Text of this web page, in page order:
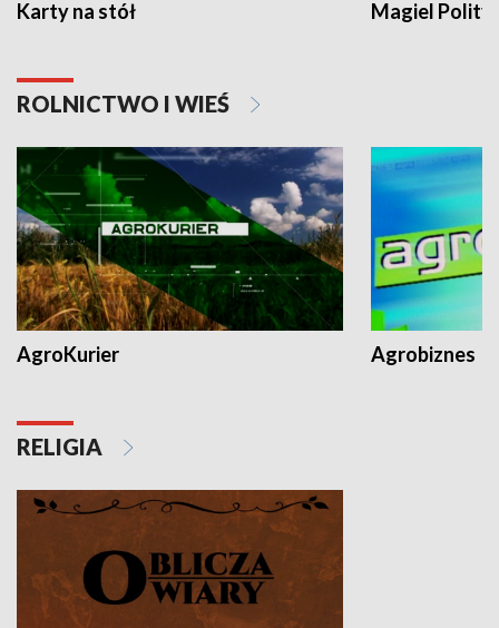
Karty na stół Magiel
ROLNICTWO I WIEŚ
AgroKurier Agrobiznes
RELIGIA